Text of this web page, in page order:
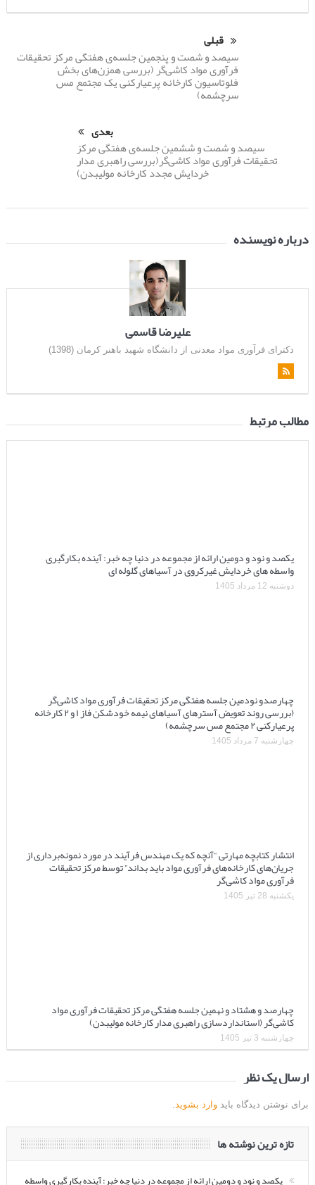
قبلی
سیصد و شصت و پنجمین جلسه‌ی هفتگی مرکز تحقیقات
فرآوری مواد کاشی‌گر (بررسی همزن‌های بخش
فلوتاسیون کارخانه پرعیارکنی یک مجتمع مس
سرچشمه)
بعدی
سیصد و شصت و ششمین جلسه‌ی هفتگی مرکز
تحقیقات فرآوری مواد کاشی‌گر(بررسی راهبری مدار
خردایش مجدد کارخانه مولیبدن)
درباره نویسنده
علیرضا قاسمی
دکترای فرآوری مواد معدنی از دانشگاه شهید باهنر کرمان (1398)
مطالب مرتبط
یکصد و نود و دومین ارائه از مجموعه در دنیا چه خبر: آینده بکارگیری
واسطه های خردایش غیرکروی در آسیاهای گلوله ای
دوشنبه 12 مرداد 1405
چهارصدو نودمین جلسه هفتگی مرکز تحقیقات فرآوری مواد کاشی‌گر
(بررسی روند تعویض آسترهای آسیاهای نیمه خودشکن فاز ۱ و ۲ کارخانه
پرعیارکنی ۲ مجتمع مس سرچشمه)
چهارشنبه 7 مرداد 1405
انتشار کتابچه مهارتی “آنچه که یک مهندس فرآیند در مورد نمونه‌برداری از
جریان‌های کارخانه‌های فرآوری مواد باید بداند” توسط مرکز تحقیقات
فرآوری مواد کاشی‌گر
یکشنبه 28 تیر 1405
چهارصد و هشتاد و نهمین جلسه هفتگی مرکز تحقیقات فرآوری مواد
کاشی‌گر (استانداردسازی راهبری مدار کارخانه مولیبدن)
چهارشنبه 3 تیر 1405
ارسال یک نظر
برای نوشتن دیدگاه باید وارد بشوید.
تازه ترین نوشته ها
یکصد و نود و دومین ارائه از مجموعه در دنیا چه خبر: آینده بکارگیری واسطه